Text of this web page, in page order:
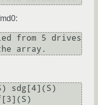
from 5 drives
sdg[4](S)